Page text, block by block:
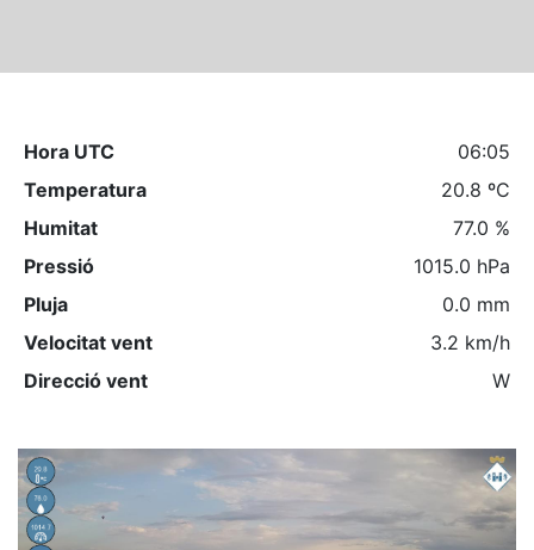
Hora UTC
06:05
Temperatura
20.8 ºC
Humitat
77.0 %
Pressió
1015.0 hPa
Pluja
0.0 mm
Velocitat vent
3.2 km/h
Direcció vent
W